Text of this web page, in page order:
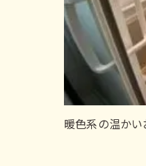
暖色系の温かい